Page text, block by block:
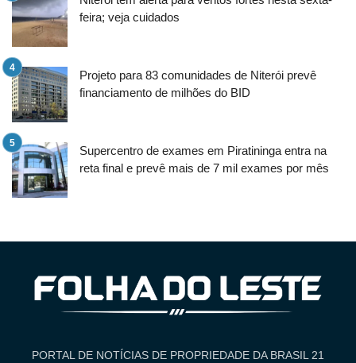
feira; veja cuidados
Projeto para 83 comunidades de Niterói prevê
financiamento de milhões do BID
Supercentro de exames em Piratininga entra na
reta final e prevê mais de 7 mil exames por mês
PORTAL DE NOTÍCIAS DE PROPRIEDADE DA BRASIL 21